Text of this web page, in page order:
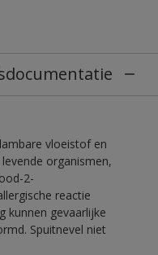
vloeistof en
organismen,
2-
reactie
kunnen gevaarlijke
Spuitnevel niet